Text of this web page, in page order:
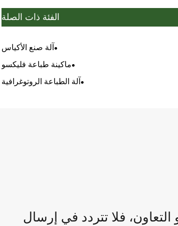
الفئة ذات الصلة
آلة صنع الأكياس
ماكينة طباعة فليكسو
آلة الطباعة الروتوغرافية
فلا تتردد في إرسال